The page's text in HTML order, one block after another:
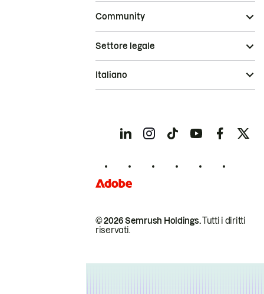
Community
© 2026 Semrush Holdings.Tutti i diritti
riservati.
Settore legale
Italiano